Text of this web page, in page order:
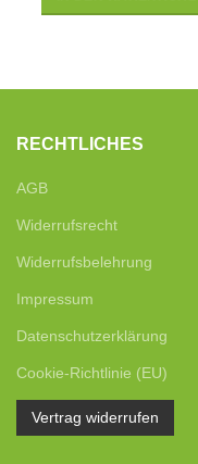
RECHTLICHES
AGB
Widerrufsrecht
Widerrufsbelehrung
Impressum
Datenschutzerklärung
Cookie-Richtlinie (EU)
Vertrag widerrufen